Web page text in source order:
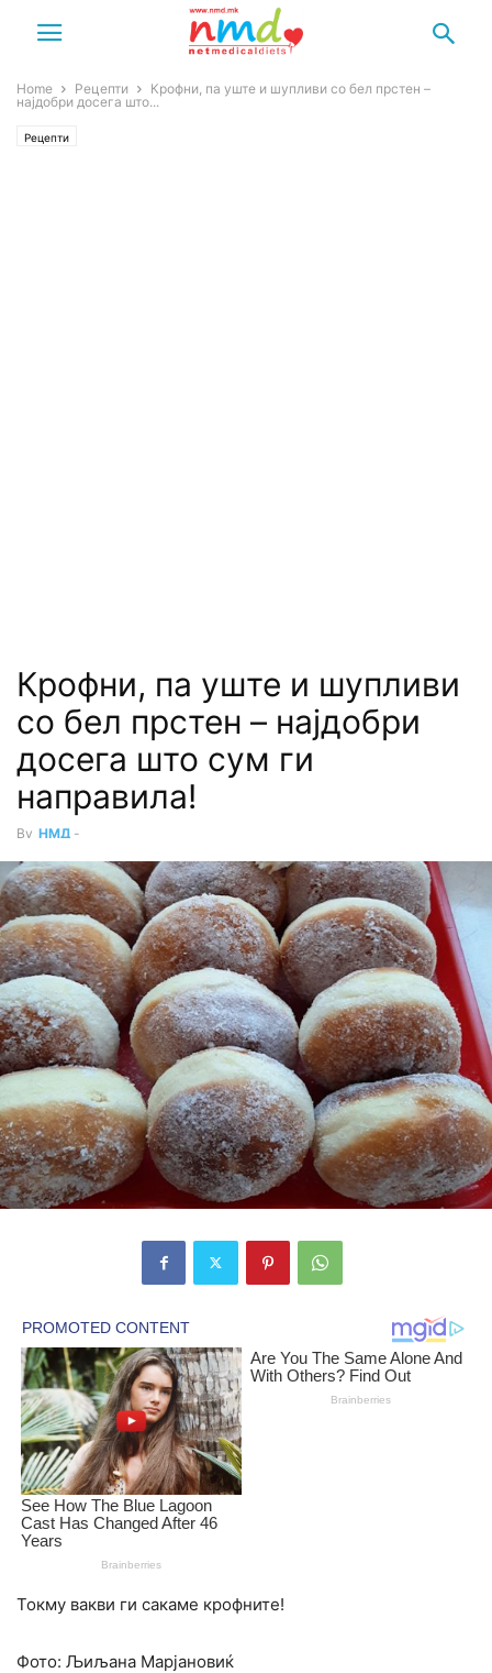
Home Рецепти
Крофни, па уште и шупливи со бел прстен –
најдобри досега што...
Рецепти
Крофни, па уште и шупливи
со бел прстен – најдобри
досега што сум ги
направила!
By НМД -
Токму вакви ги сакаме крофните!
Фото: Љиљана Марјановиќ